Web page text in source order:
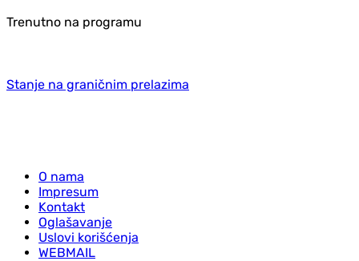
Trenutno na programu
Stanje na graničnim prelazima
O nama
Impresum
Kontakt
Oglašavanje
Uslovi korišćenja
WEBMAIL